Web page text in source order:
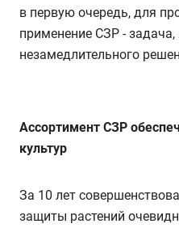
в первую очередь, для
применение СЗР - задача,
незамедлительного
Ассортимент СЗР
культур
За 10 лет
защиты растений